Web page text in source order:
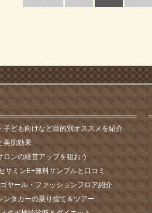
ども向けなど目的別オススメを紹介
美肌効果
ロンの経営アップを狙おう
サミンE+無料サンプルと口コミ
ヤール・ファッションフロア紹介
タカーの乗り捨て＆ツアー